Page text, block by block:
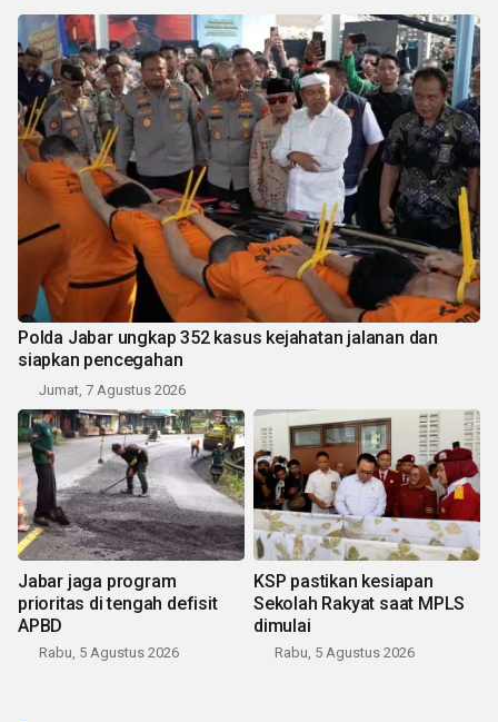
Polda Jabar ungkap 352 kasus kejahatan jalanan dan
siapkan pencegahan
Jumat, 7 Agustus 2026
Jabar jaga program
prioritas di tengah defisit
APBD
Rabu, 5 Agustus 2026
KSP pastikan kesiapan
Sekolah Rakyat saat MPLS
dimulai
Rabu, 5 Agustus 2026